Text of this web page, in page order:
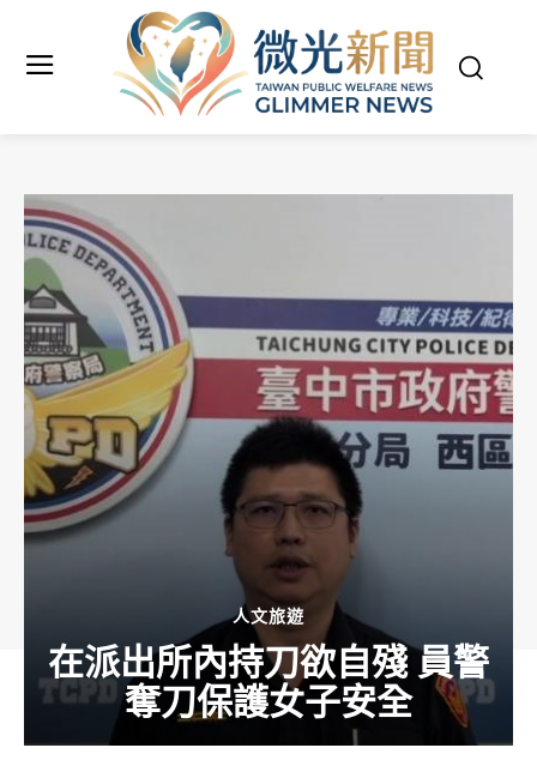
人文旅遊
在派出所內持刀欲自殘 員警
奪刀保護女子安全